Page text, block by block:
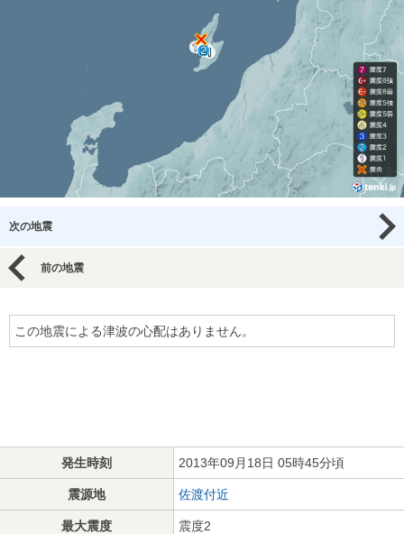
次の地震
前の地震
この地震による津波の心配はありません。
発生時刻 2013年09月18日 05時45分頃
震源地 佐渡付近
最大震度 震度2